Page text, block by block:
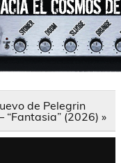
de Pelegrin
“Fantasia” (2026) »